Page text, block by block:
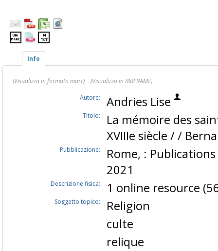
Info
(Visualizza in formato marc)
(Visualizza in BIBFRAME)
Autore:
Andries Lise
Titolo:
La mémoire des
XVIIIe siècle / /
Pubblicazione:
Rome, :
2021
Descrizione fisica: 1 online resource
Soggetto topico:
Religion
culte
relique